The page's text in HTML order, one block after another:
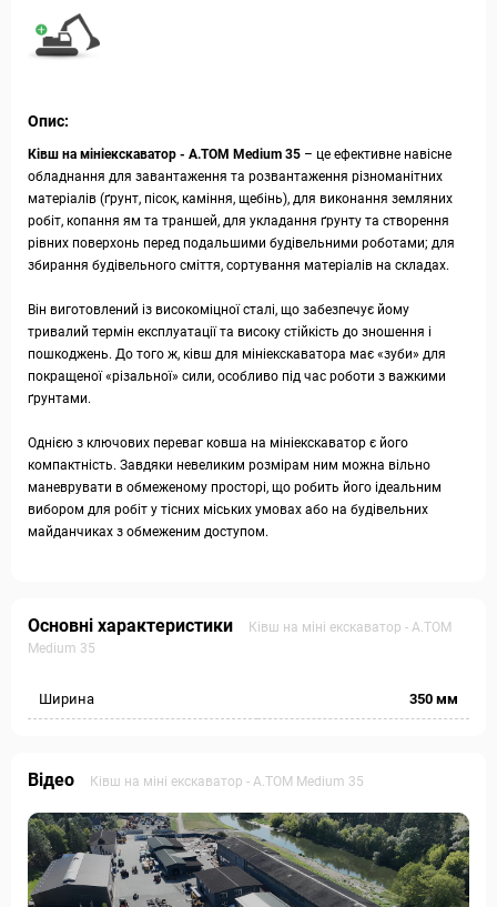
Опис:
Ківш на мініекскаватор - А.ТОМ Medium 35 – це ефективне навісне
обладнання для завантаження та розвантаження різноманітних
матеріалів (ґрунт, пісок, каміння, щебінь), для виконання земляних
робіт, копання ям та траншей, для укладання ґрунту та створення
рівних поверхонь перед подальшими будівельними роботами; для
збирання будівельного сміття, сортування матеріалів на складах.
Він виготовлений із високоміцної сталі, що забезпечує йому
тривалий термін експлуатації та високу стійкість до зношення і
пошкоджень. До того ж, ківш для мініекскаватора має «зуби» для
покращеної «різальної» сили, особливо під час роботи з важкими
ґрунтами.
Однією з ключових переваг ковша на мініекскаватор є його
компактність. Завдяки невеликим розмірам ним можна вільно
маневрувати в обмеженому просторі, що робить його ідеальним
вибором для робіт у тісних міських умовах або на будівельних
майданчиках з обмеженим доступом.
Основні характеристики
Ківш на міні екскаватор - А.ТОМ
Medium 35
Ширина 350 мм
Відео Ківш на міні екскаватор - А.ТОМ Medium 35